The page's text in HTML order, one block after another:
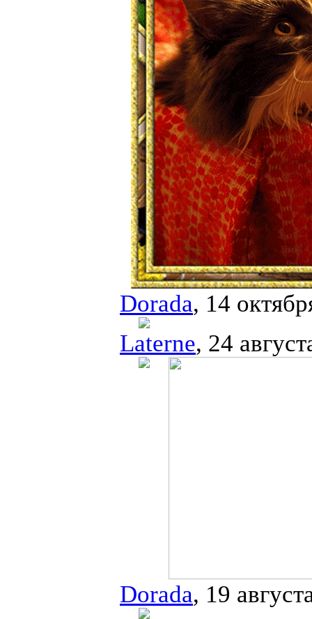
Dorada, 14
Laterne, 24
Dorada, 19